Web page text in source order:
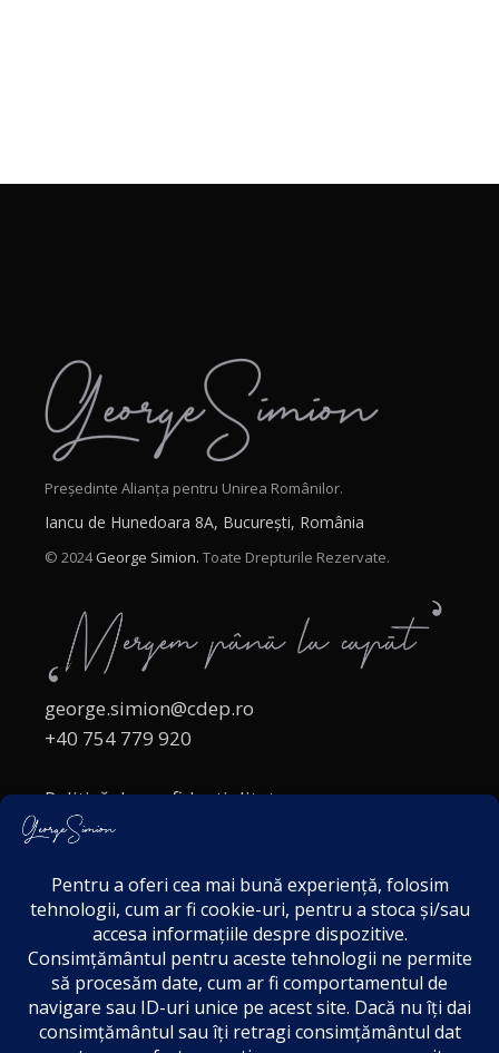
Președinte Alianța pentru Unirea Românilor.
Iancu de Hunedoara 8A, București, România
© 2024George Simion. Toate Drepturile Rezervate.
george.simion@cdep.ro
+40 754 779 920
Politică de confidențialitate
Politica cookies
Acordul de markting
Disclaimer